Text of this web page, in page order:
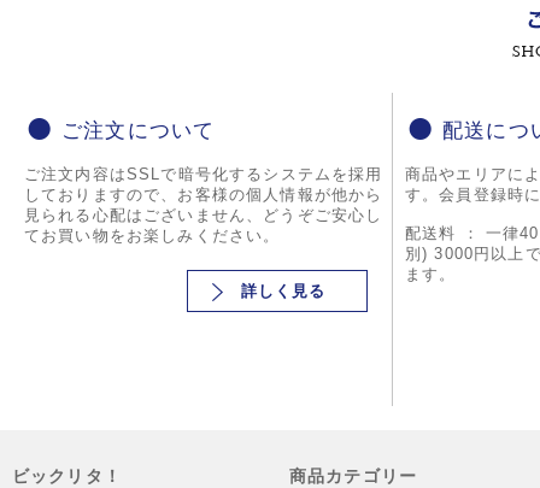
ご注文について
ご注文内容はSSLで暗号化するシステムを採用
しておりますので、お客様の個人情報が他から
見られる心配はございません、どうぞご安心し
てお買い物をお楽しみください。
詳しく見る
配送につ
商品やエリアに
す。会員登録時
配送料 ： 一律
別) 3000円以上
ます。
ビックリタ！ 商品カテゴリー